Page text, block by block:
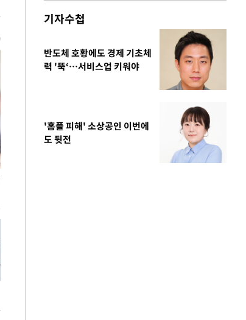
기자수첩
반도체 호황에도 경제 기초체
력 '뚝‘…서비스업 키워야
'홈플 피해' 소상공인 이번에
도 뒷전